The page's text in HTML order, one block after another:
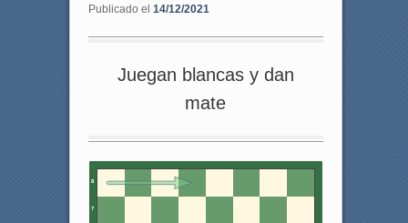
Publicado el 14/12/2021
Juegan blancas y dan
mate
8
7